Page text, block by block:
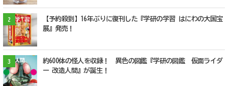
2
【予約殺到】16年ぶりに復刊した『学研の学習 はにわの大国宝
展』発売！
3
約600体の怪人を収録！ 異色の図鑑『学研の図鑑 仮面ライダ
ー 改造人間』が誕生！